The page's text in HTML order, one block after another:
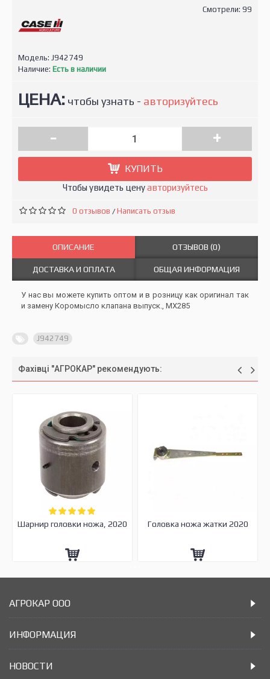
Смотрели: 99
Модель: J942749
Наличие: Есть в наличии
ЦЕНА: чтобы узнать - авторизуйтесь
- +
КУПИТЬ
Чтобы увидеть ценуавторизуйтесь
0 отзывов /Написать отзыв
ОПИСАНИЕ ОТЗЫВОВ (0)
ДОСТАВКА И ОПЛАТА ОБЩАЯ ИНФОРМАЦИЯ
У нас вы можете купить оптом и в розницу как оригинал так
и замену Коромысло клапана выпуск., MX285
J942749
Фахівці "АГРОКАР" рекомендують:
Шарнир головки ножа, 2020 Головка ножа жатки 2020
АГРОКАР ООО
ИНФОРМАЦИЯ
НОВОСТИ